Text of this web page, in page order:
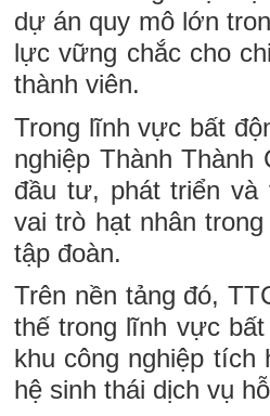
dự án quy mô lớn
lực vững chắc cho
thành viên.
Trong lĩnh vực bất
nghiệp Thành
đầu tư, phát triển và
vai trò hạt nhân
tập đoàn.
Trên nền tảng đó,
thế trong lĩnh vực
khu công nghiệp
hệ sinh thái dịch vụ